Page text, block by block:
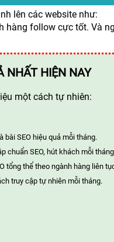
lên các website như:
hàng follow cực tốt. Và
NHẤT HIỆN NAY
một cách tự nhiên:
bài SEO hiệu quả mỗi tháng.
chuẩn SEO, hút khách mỗi
tổng thể theo ngành hàng liên
truy cập tự nhiên mỗi tháng.